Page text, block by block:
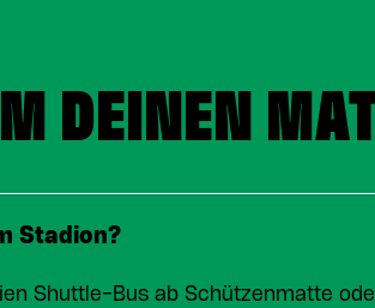
DEINEN
Stadion?
Shuttle-Bus ab Schützenmatte